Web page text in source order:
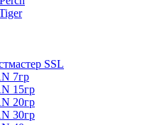
SSL
7гр
15гр
20гр
30гр